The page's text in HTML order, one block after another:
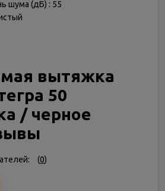
шума (дБ) : 55
вытяжка
50
/ черное
(0)